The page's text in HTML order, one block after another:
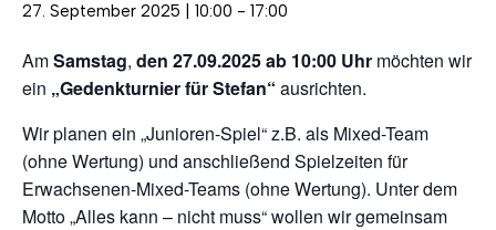
27. September 2025 | 10:00 - 17:00
AmSamstag, den 27.09.2025 ab 10:00 Uhr möchten wir
ein „Gedenkturnier für Stefan“ ausrichten.
Wir planen ein „Junioren-Spiel“ z.B. als Mixed-Team
(ohne Wertung) und anschließend Spielzeiten für
Erwachsenen-Mixed-Teams (ohne Wertung). Unter dem
Motto „Alles kann – nicht muss“ wollen wir gemeinsam